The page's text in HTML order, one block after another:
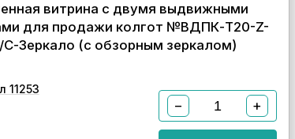
витрина с двумя выдвижными
для продажи колгот №ВДПК-Т20-Z-
Зеркало (с обзорным зеркалом)
11253
− +